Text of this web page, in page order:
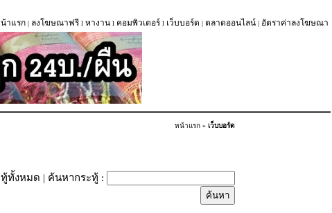
าแรก | ลงโฆษณาฟรี l หางาน l คอมพิวเตอร์ l เว็บบอร์ด | ตลาดออนไลน์ | อัตราค่าลงโฆษณา
หน้าแรก » เว็บบอร์ด
ทั้งหมด | ค้นหากระทู้ :